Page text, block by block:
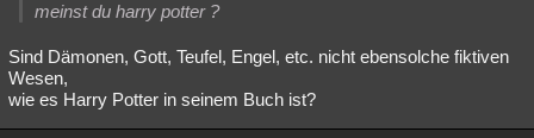
meinst du harry potter ?
Sind Dämonen, Gott, Teufel, Engel, etc. nicht ebensolche fiktiven
Wesen,
wie es Harry Potter in seinem Buch ist?